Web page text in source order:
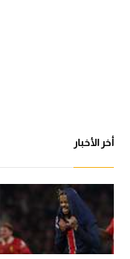
أخر الأخبار